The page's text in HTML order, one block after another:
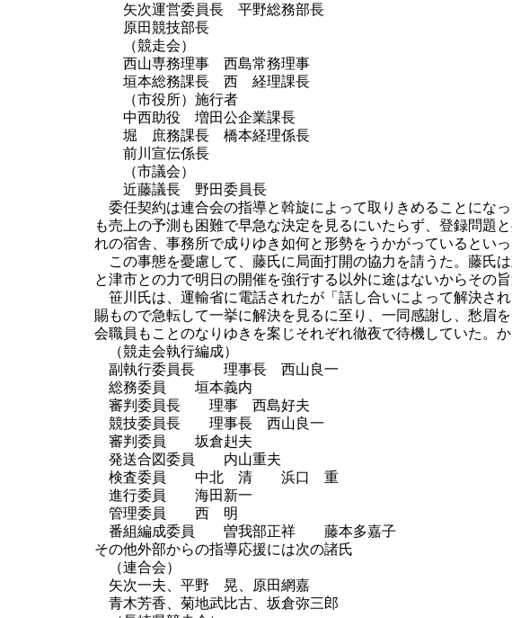
矢次運営委員長 平野総務部長
原田競技部長
（競走会）
西山専務理事 西島常務理事
垣本総務課長 西 経理課長
（市役所）施行者
中西助役 増田公企業課長
堀 庶務課長 橋本経理係長
前川宣伝係長
（市議会）
近藤議長 野田委員長
委任契約は連合会の指導と斡旋によって取りきめることにな
も売上の予測も困難で早急な決定を見るにいたらず、登録問題
れの宿舎、事務所で成りゆき如何と形勢をうかがっているとい
この事態を憂慮して、藤氏に局面打開の協力を請うた。藤氏
と津市との力で明日の開催を強行する以外に途はないからその
笹川氏は、運輸省に電話されたが「話し合いによって解決さ
賜もので急転して一挙に解決を見るに至り、一同感謝し、愁眉
会職員もことのなりゆきを案じそれぞれ徹夜で待機していた。
（競走会執行編成）
副執行委員長 理事長 西山良一
総務委員 垣本義内
審判委員長 理事 西島好夫
競技委員長 理事長 西山良一
審判委員 坂倉赳夫
発送合図委員 内山重夫
検査委員 中北 清 浜口 重
進行委員 海田新一
管理委員 西 明
番組編成委員 曽我部正祥 藤本多嘉子
その他外部からの指導応援には次の諸氏
（連合会）
矢次一夫、平野 晃、原田網嘉
青木芳香、菊地武比古、坂倉弥三郎